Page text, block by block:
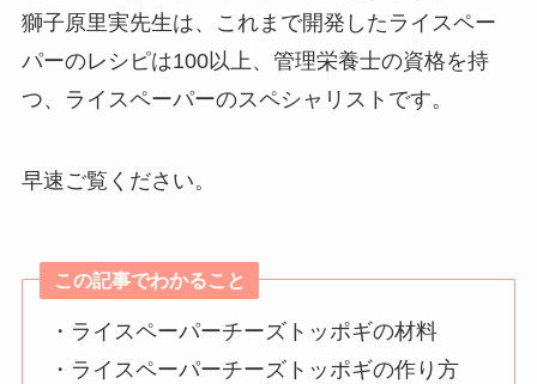
獅子原里実先生は、これまで開発したライスペー
パーのレシピは100以上、管理栄養士の資格を持
つ、ライスペーパーのスペシャリストです。
早速ご覧ください。
この記事でわかること
・ライスペーパーチーズトッポギの材料
・ライスペーパーチーズトッポギの作り方